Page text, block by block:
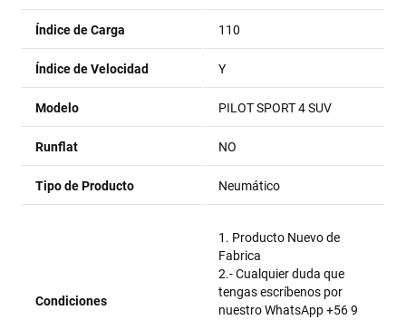
Índice de Carga 110
Índice de Velocidad Y
Modelo PILOT SPORT 4 SUV
Runflat NO
Tipo de Producto Neumático
Condiciones
1. Producto Nuevo de
Fabrica
2.- Cualquier duda que
tengas escríbenos por
nuestro WhatsApp +56 9